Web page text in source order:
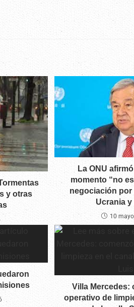
y otras
La ONU
momento “no
negociación por
Ucrania y
10
Villa Mercedes:
operativo de